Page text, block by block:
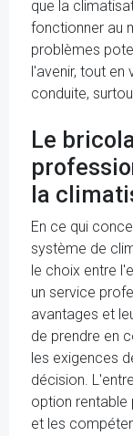
que la
fonctionner au
problèmes
l'avenir, tout en
conduite,
Le
la
En ce qui
système de
le choix entre
un service
avantages et
de prendre en
les exigences
décision.
option rentable
et les